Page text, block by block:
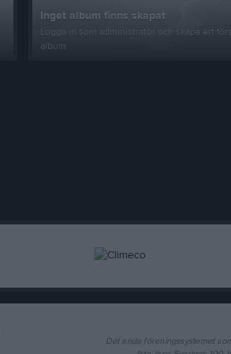
Inget album finns skapat
Logga in som administratör och skapa ert
album
Det enda föreningssystemet